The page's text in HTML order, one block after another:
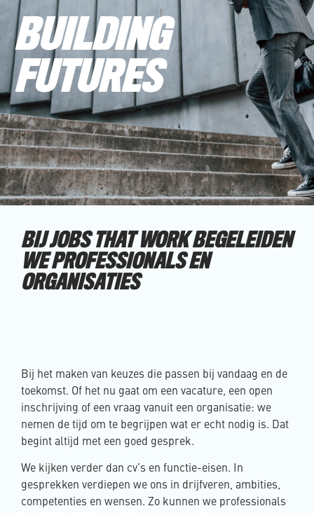
BUILDING
FUTURES
BIJ JOBS THAT WORK BEGELEIDEN
WE PROFESSIONALS EN
ORGANISATIES
Bij het maken van keuzes die passen bij vandaag en de
toekomst. Of het nu gaat om een vacature, een open
inschrijving of een vraag vanuit een organisatie: we
nemen de tijd om te begrijpen wat er echt nodig is. Dat
begint altijd met een goed gesprek.
We kijken verder dan cv’s en functie-eisen. In
gesprekken verdiepen we ons in drijfveren, ambities,
competenties en wensen. Zo kunnen we professionals